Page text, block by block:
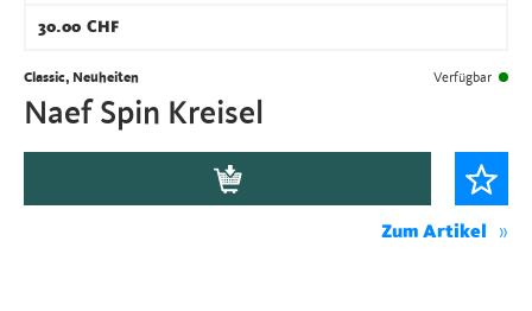
30.00 CHF
Classic, Neuheiten Verfügbar
Naef Spin Kreisel
Zum Artikel